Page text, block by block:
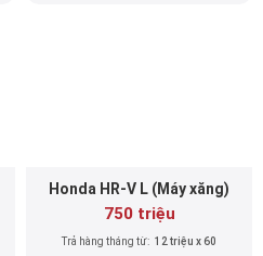
Honda HR-V L (Máy xăng)
750 triệu
Trả hàng tháng từ: 12 triệu x 60